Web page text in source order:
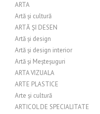
ARTA
Artă și cultură
ARTĂ ȘI DESEN
Artă și design
Artă și design interior
Artă și Meșteșuguri
ARTA VIZUALA
ARTE PLASTICE
Arte și cultură
ARTICOL DE SPECIALITATE